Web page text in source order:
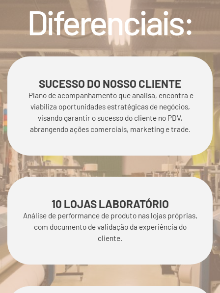
Diferenciais:
SUCESSO DO NOSSO CLIENTE
Plano de acompanhamento que analisa, encontra e
viabiliza oportunidades estratégicas de negócios,
visando garantir o sucesso do cliente no PDV,
abrangendo ações comerciais, marketing e trade.
10 LOJAS LABORATÓRIO
Análise de performance de produto nas lojas próprias,
com documento de validação da experiência do
cliente.